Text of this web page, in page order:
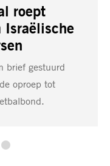
roept
Israëlische
brief gestuurd
oproep tot